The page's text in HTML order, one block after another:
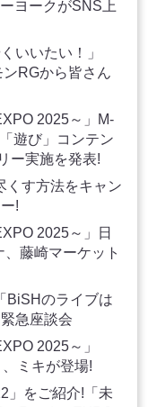
ヨークがSNS上
いいたい！」
RGから皆さん
2025～」M-
遊び」コンテン
ー実施を発表!
くす方法をキャン
!
2025～」日
藤崎マーケット
BiSHのライブは
急座談会
2025～」
ミキが登場!
」をご紹介!「未